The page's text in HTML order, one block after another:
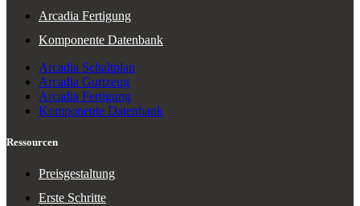
Arcadia Fertigung
Komponente Datenbank
Arcadia Schaltplan
Arcadia Gurtzeug
Arcadia Fertigung
Komponente Datenbank
Ressourcen
Preisgestaltung
Erste Schritte